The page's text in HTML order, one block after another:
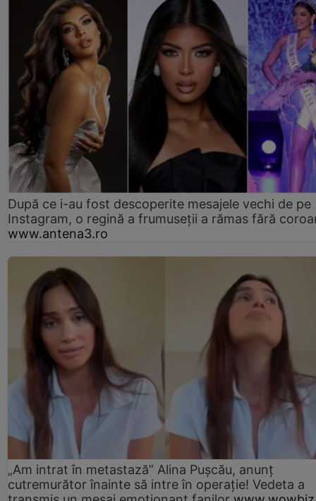
După ce i-au fost descoperite mesajele vechi de pe
Instagram, o regină a frumuseții a rămas fără
www.antena3.ro
„Am intrat în metastază” Alina Pușcău, anunț
cutremurător înainte să intre în operație! Vedeta a